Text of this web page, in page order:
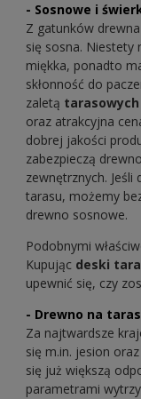
- Sosnowe i
Z gatunków
się sosna. Niestety
miękka, ponadto
skłonność do
zaletą
oraz atrakcyjna
dobrej jakości
zabezpieczą
zewnętrznych.
tarasu, możemy
drewno sosnowe.
Podobnymi
Kupując deski
upewnić się, czy
- Drewno na
Za najtwardsze
się m.in. jesion
się już większą
parametrami